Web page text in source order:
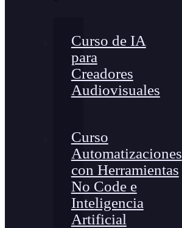
Curso de IA
para
Creadores
Audiovisuales
Curso
Automatizaciones
con Herramientas
No Code e
Inteligencia
Artificial